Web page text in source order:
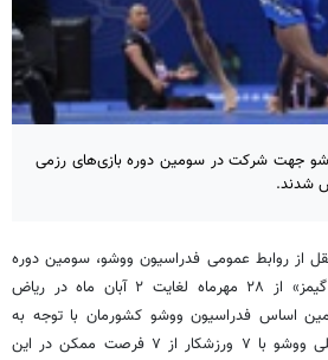
جهت شرکت در سومین دوره بازی‌های رزمی
شدند.
از روابط عمومی فدراسیون ووشو، سومین دوره
بازی‌های رزمی جهان «کامبت گیمز» از ۲۸ مهرماه لغایت ۲ آبان ماه در ریاض
اساس فدراسیون ووشو کشورمان با توجه به
اعلام نهایی فدراسیون بین‌المللی ووشو با ۷ ورزشکار از ۷ فرصت ممکن در این